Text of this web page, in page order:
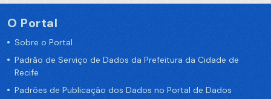
O Portal
Sobre o Portal
Padrão de Serviço de Dados da Prefeitura da Cidade de
Recife
Padrões de Publicação dos Dados no Portal de Dados